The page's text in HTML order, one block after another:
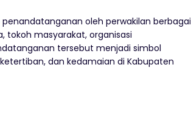
penandatanganan oleh perwakilan berbagai
tokoh masyarakat, organisasi
tersebut menjadi simbol
dan kedamaian di Kabupaten